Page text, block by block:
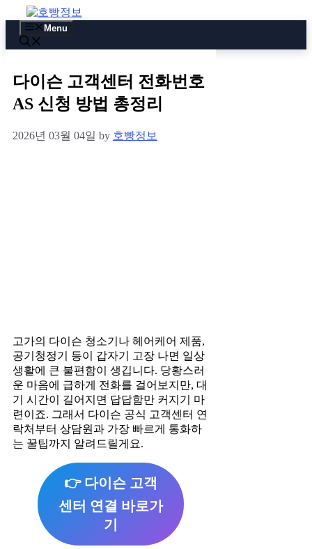
to
content
Menu
다이슨 고객센터 전화번호
AS 신청 방법 총정리
2026년 03월 04일 by 호빵정보
고가의 다이슨 청소기나 헤어케어 제품,
공기청정기 등이 갑자기 고장 나면 일상
생활에 큰 불편함이 생깁니다. 당황스러
운 마음에 급하게 전화를 걸어보지만, 대
기 시간이 길어지면 답답함만 커지기 마
련이죠. 그래서 다이슨 공식 고객센터 연
락처부터 상담원과 가장 빠르게 통화하
는 꿀팁까지 알려드릴게요.
👉 다이슨 고객
센터 연결 바로가
기